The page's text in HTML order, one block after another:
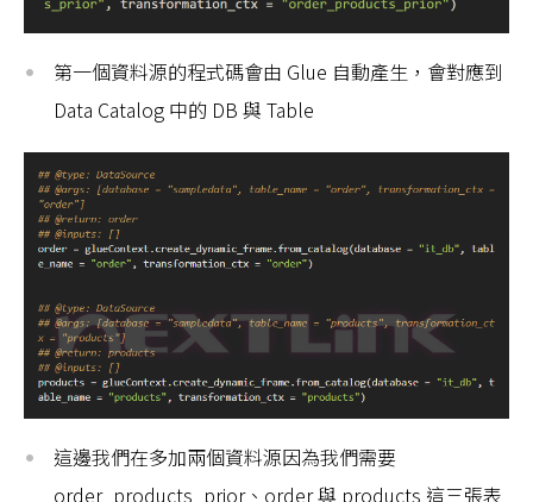
第一個資料源的程式碼會由 Glue 自動產生，會對應到
Data Catalog 中的 DB 與 Table
這邊我們在多加兩個資料源因為我們需要
order_products_prior、order 與 products 這三張表